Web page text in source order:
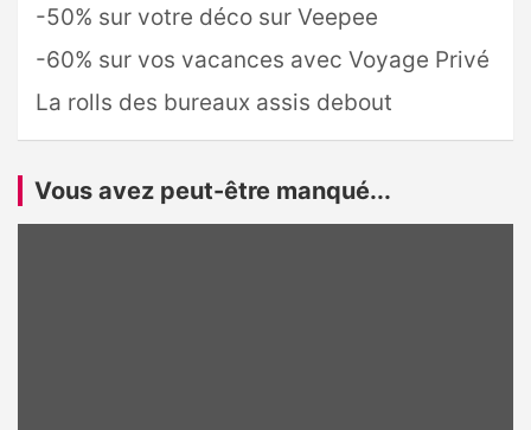
-50% sur votre déco sur Veepee
-60% sur vos vacances avec Voyage Privé
La rolls des bureaux assis debout
Vous avez peut-être manqué...